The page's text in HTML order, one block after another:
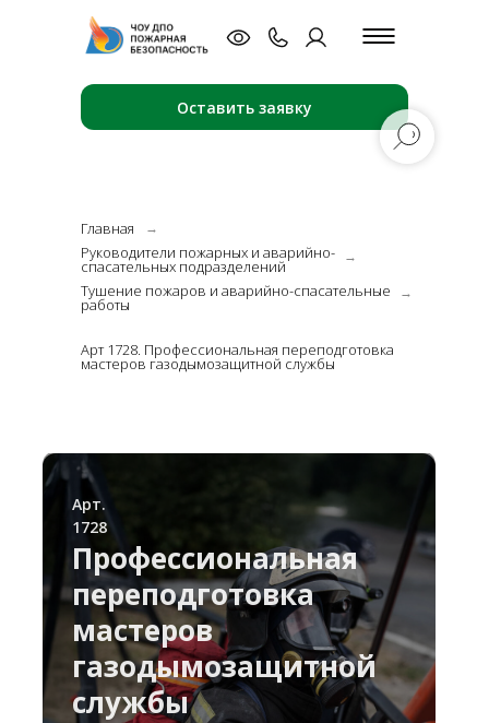
Оставить заявку
Главная
Тушение пожаров и аварийно-спасательные
работы
→
→
→
Руководители пожарных и аварийно-
спасательных подразделений
Арт 1728. Профессиональная переподготовка
мастеров газодымозащитной службы
Профессиональная
переподготовка
мастеров
газодымозащитной
службы
Арт.
1728